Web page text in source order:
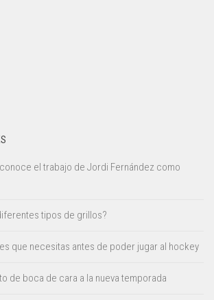
el trabajo de Jordi Fernández como
tipos de grillos?
que necesitas antes de poder jugar al hockey
de boca de cara a la nueva temporada